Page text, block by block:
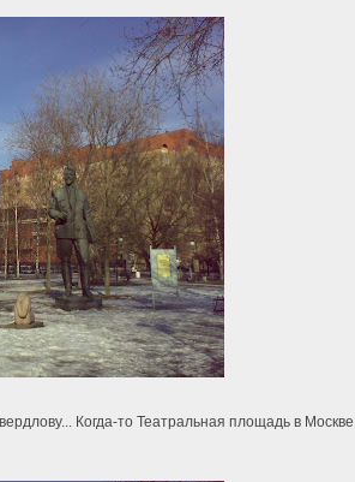
Когда-то Театральная площадь в Москве